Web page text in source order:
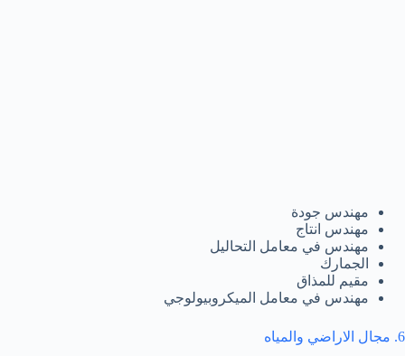
مهندس جودة
مهندس انتاج
مهندس في معامل التحاليل
الجمارك
مقيم للمذاق
مهندس في معامل الميكروبيولوجي
6. مجال الاراضي والمياه